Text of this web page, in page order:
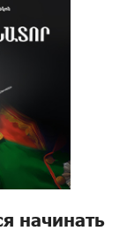
начинать